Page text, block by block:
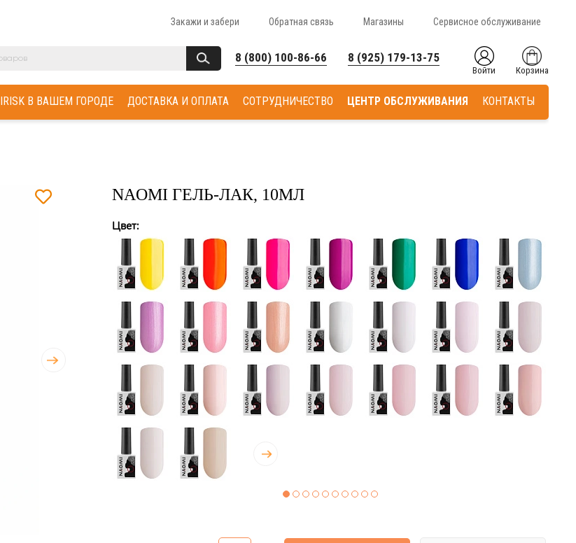
Закажи и забери Обратная связь Магазины Сервисное обслуживание
8 (800) 100-86-66 8 (925) 179-13-75
Войти Корзина
КОНТАКТЫ
ЦЕНТР ОБСЛУЖИВАНИЯ
СОТРУДНИЧЕСТВО
ДОСТАВКА И ОПЛАТА
IRISK В ВАШЕМ ГОРОДЕ
NAOMI ГЕЛЬ-ЛАК, 10МЛ
Цвет: